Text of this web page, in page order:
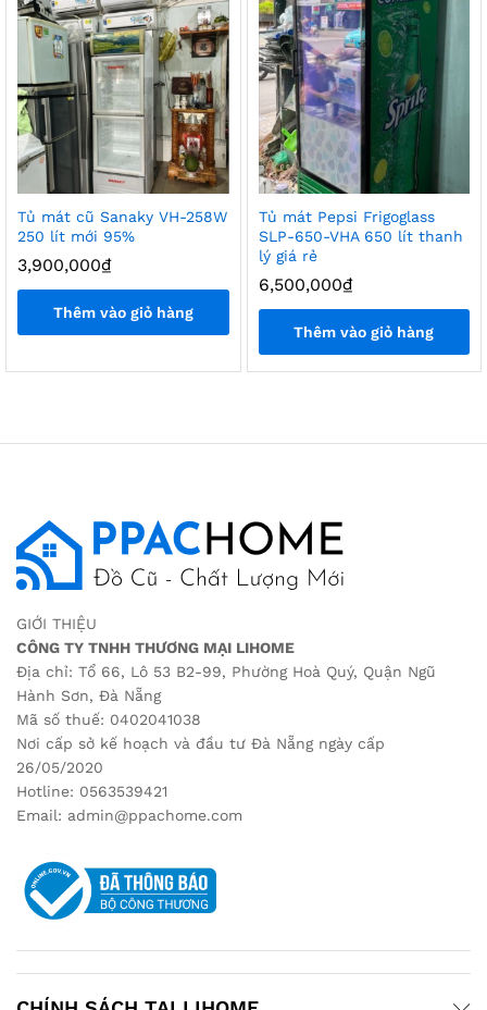
Tủ mát cũ Sanaky VH-258W
250 lít mới 95%
3,900,000₫
Thêm vào giỏ hàng
Tủ mát Pepsi Frigoglass
SLP-650-VHA 650 lít thanh
lý giá rẻ
6,500,000₫
Thêm vào giỏ hàng
GIỚI THIỆU
CÔNG TY TNHH THƯƠNG MẠI LIHOME
Địa chỉ: Tổ 66, Lô 53 B2-99, Phường Hoà Quý, Quận Ngũ
Hành Sơn, Đà Nẵng
Mã số thuế: 0402041038
Nơi cấp sở kế hoạch và đầu tư Đà Nẵng ngày cấp
26/05/2020
Hotline: 0563539421
Email: admin@ppachome.com